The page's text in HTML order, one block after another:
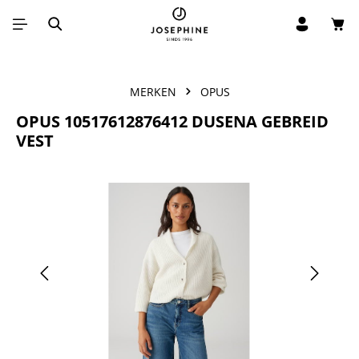
Ga naar de hoofdinhoud
MERKEN OPUS
OPUS 10517612876412 DUSENA GEBREID
VEST